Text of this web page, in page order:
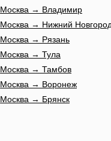
Москва → Владимир
Москва → Нижний Новгород
Москва → Рязань
Москва → Тула
Москва → Тамбов
Москва → Воронеж
Москва → Брянск